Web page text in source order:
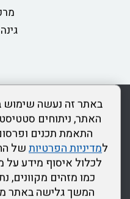
באתר זה נעשה שימוש
האתר, ניתוחים
התאמת תכנים
למדיניות הפרטיותשל
לכלול איסוף מידע
כמו מזהים מקוונים,
המשך גלישה באתר
מרכז
rss מדיניות פרטיות